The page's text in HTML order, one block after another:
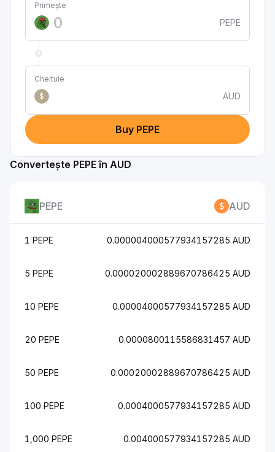
Primește
PEPE
Cheltuie
$
AUD
Buy PEPE
Convertește PEPE în AUD
PEPE AUD
1 PEPE 0.000004000577934157285 AUD
5 PEPE 0.000020002889670786425 AUD
10 PEPE 0.00004000577934157285 AUD
20 PEPE 0.0000800115586831457 AUD
50 PEPE 0.00020002889670786425 AUD
100 PEPE 0.0004000577934157285 AUD
1,000 PEPE 0.004000577934157285 AUD